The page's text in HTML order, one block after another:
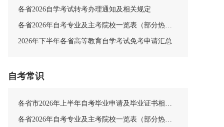
各省2026自学考试转考办理通知及相关规定
各省2026年自考专业及主考院校一览表（部分热门专业）
2026年下半年各省高等教育自学考试免考申请汇总
自考常识
各省市2026年上半年自考毕业申请及毕业证书相关安排汇总
各省2026年自考专业及主考院校一览表（部分热门专业）